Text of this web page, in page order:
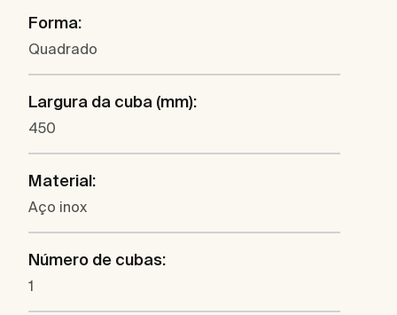
Forma:
Quadrado
Largura da cuba (mm):
450
Material:
Aço inox
Número de cubas:
1